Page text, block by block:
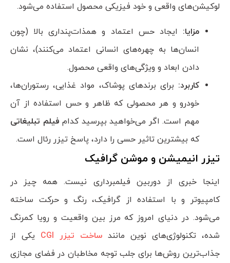
لوکیشن‌های واقعی و خود فیزیکی محصول استفاده می‌شود.
مزایا: ایجاد حس اعتماد و همذات‌پنداری بالا (چون
انسان‌ها به چهره‌های انسانی اعتماد می‌کنند)، نشان
دادن ابعاد و ویژگی‌های واقعی محصول.
کاربرد: برای برندهای پوشاک، مواد غذایی، رستوران‌ها،
خودرو و هر محصولی که ظاهر و حس استفاده از آن
مهم است. اگر می‌خواهید بپرسید کدام فیلم تبلیغاتی
که بیشترین تاثیر حسی را دارد، پاسخ تیزر رئال است.
تیزر انیمیشن و موشن گرافیک
اینجا خبری از دوربین فیلمبرداری نیست. همه چیز در
کامپیوتر و با استفاده از گرافیک، رنگ و حرکت ساخته
می‌شود. در دنیای امروز که مرز بین واقعیت و رویا کمرنگ
شده، تکنولوژی‌های نوین مانند ساخت تیزر CGI
یکی از
جذاب‌ترین روش‌ها برای جلب توجه مخاطبان در فضای مجازی